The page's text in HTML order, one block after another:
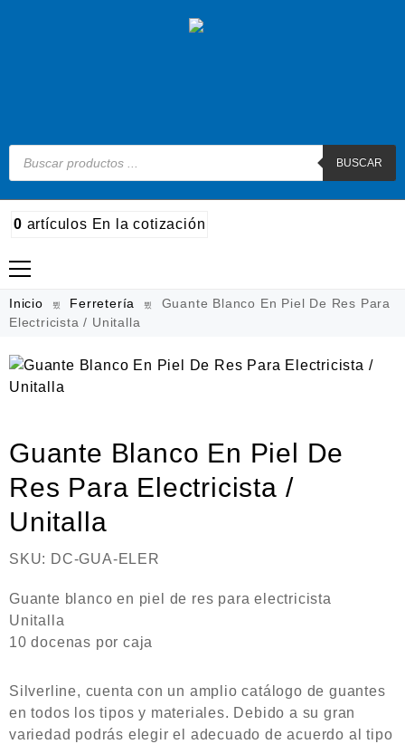
BUSCAR
0 artículos En la cotización
Madera
Automotriz e hidráulico
Ferretería
Mezcladoras
Línea de productos Virutex
Campismo
Inicio Ferretería
Guante Blanco En Piel De Res Para
Electricista / Unitalla
Guante Blanco En Piel De
Res Para Electricista /
Unitalla
SKU: DC-GUA-ELER
Guante blanco en piel de res para electricista
Unitalla
10 docenas por caja
Silverline, cuenta con un amplio catálogo de guantes
en todos los tipos y materiales. Debido a su gran
variedad podrás elegir el adecuado de acuerdo al tipo